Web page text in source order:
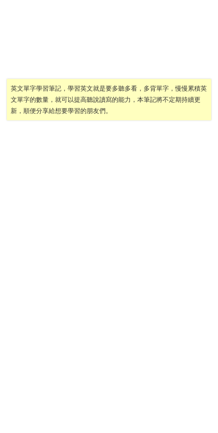
英文單字學習筆記，學習英文就是要多聽多看，多背單字，慢慢累積英
文單字的數量，就可以提高聽說讀寫的能力，本筆記將不定期持續更
新，順便分享給想要學習的朋友們。